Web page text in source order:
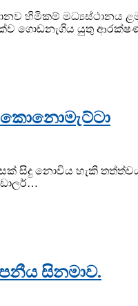
හිමිකම්
ගොඩනැගිය යුතු
සිදු නොවිය හැකි
සිනමාව.